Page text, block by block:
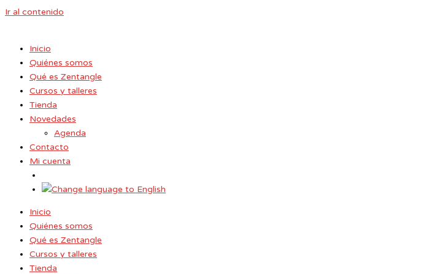
Ir al contenido
Inicio
Quiénes somos
Qué es Zentangle
Cursos y talleres
Tienda
Novedades
Agenda
Contacto
Mi cuenta
Inicio
Quiénes somos
Qué es Zentangle
Cursos y talleres
Tienda